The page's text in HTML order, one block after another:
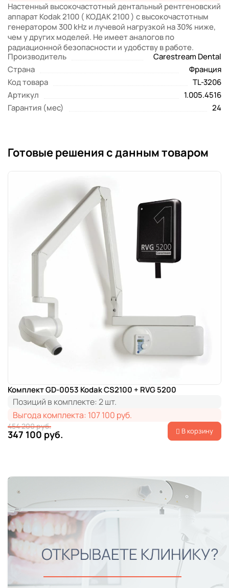
Настенный высокочастотный дентальный рентгеновский
аппарат Kodak 2100 ( КОДАК 2100 ) с высокочастотным
генератором 300 kHz и лучевой нагрузкой на 30% ниже,
чем у других моделей. Не имеет аналогов по
радиационной безопасности и удобству в работе.
Производитель
Carestream Dental
Страна
Франция
Код товара
TL-3206
Артикул
1.005.4516
Гарантия (мес)
24
Готовые решения с данным товаром
Комплект GD-0053 Kodak CS2100 + RVG 5200
Позиций в комплекте: 2 шт.
Выгода комплекта: 107 100 руб.
347 100 руб.
454 200 руб. В корзину